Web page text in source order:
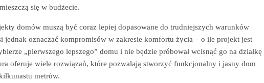
się w budżecie.
domów muszą być coraz lepiej dopasowane do trudniejszych warunków
jednak oznaczać kompromisów w zakresie komfortu życia – o ile projekt jest
„pierwszego lepszego” domu i nie będzie próbował wcisnąć go na działkę
oferuje wiele rozwiązań, które pozwalają stworzyć funkcjonalny i jasny dom
metrów.